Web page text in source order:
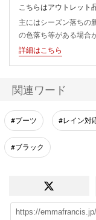
こちらはアウトレット
主にはシーズン落ちの
の色落ち等がある場合
詳細はこちら
関連ワード
#ブーツ #レイン対
#ブラック